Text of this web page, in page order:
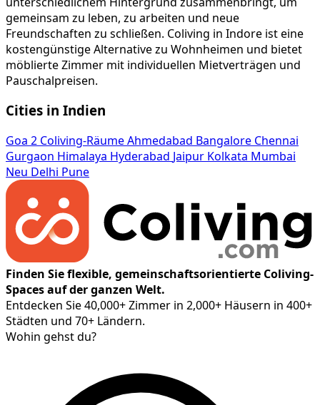
gemeinsam zu leben, zu arbeiten und neue
Freundschaften zu schließen. Coliving in Indore ist eine
kostengünstige Alternative zu Wohnheimen und bietet
möblierte Zimmer mit individuellen Mietverträgen und
Pauschalpreisen.
Cities in Indien
Goa 2 Coliving-RäumeAhmedabad Bangalore Chennai
Gurgaon Himalaya Hyderabad Jaipur Kolkata Mumbai
Neu Delhi Pune
Finden Sie flexible, gemeinschaftsorientierte Coliving-
Spaces auf der ganzen Welt.
Entdecken Sie 40,000+ Zimmer in 2,000+ Häusern in 400+
Städten und 70+ Ländern.
Wohin gehst du?